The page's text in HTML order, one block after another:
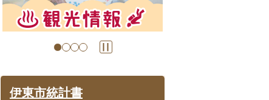
の
ド
の
ド
伊東市統計書